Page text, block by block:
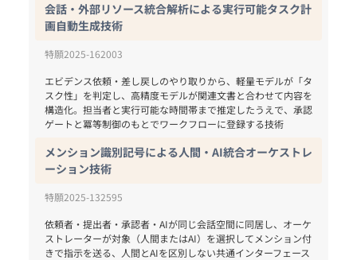
会話・外部リソース統合解析による実行可能タスク計
画自動生成技術
特願2025-162003
エビデンス依頼・差し戻しのやり取りから、軽量モデルが「タ
スク性」を判定し、高精度モデルが関連文書と合わせて内容を
構造化。担当者と実行可能な時間帯まで推定したうえで、承認
ゲートと冪等制御のもとでワークフローに登録する技術
メンション識別記号による人間・AI統合オーケストレ
ーション技術
特願2025-132595
依頼者・提出者・承認者・AIが同じ会話空間に同居し、オーケ
ストレーターが対象（人間またはAI）を選択してメンション付
きで指示を送る、人間とAIを区別しない共通インターフェース